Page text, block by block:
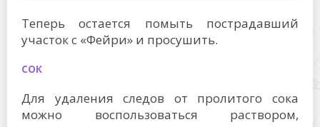
Теперь остается помыть пострадавший
участок с «Фейри» и просушить.
СОК
Для удаления следов от пролитого сока
можно воспользоваться раствором,